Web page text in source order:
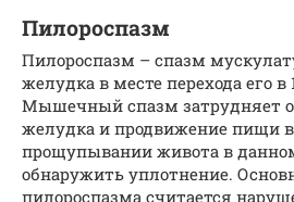
Пилороспазм
Пилороспазм – спазм
желудка в месте перехода его
Мышечный спазм затрудняет
желудка и продвижение пищи
прощупывании живота в
обнаружить уплотнение.
пилороспазма считается